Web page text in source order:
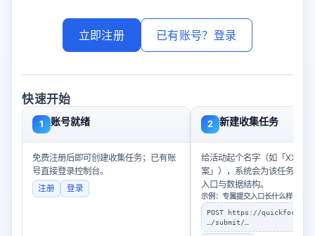
立即注册 已有账号？登录
快速开始
1 账号就绪
免费注册后即可创建收集任务；已有账
号直接登录控制台。
注册 登录
2 新建收集任务
给活动起个名字（如「XX课
案」），系统会为该任务生成
入口与数据结构。
示例：专属提交入口长什么样
POST https://
…/submit/…